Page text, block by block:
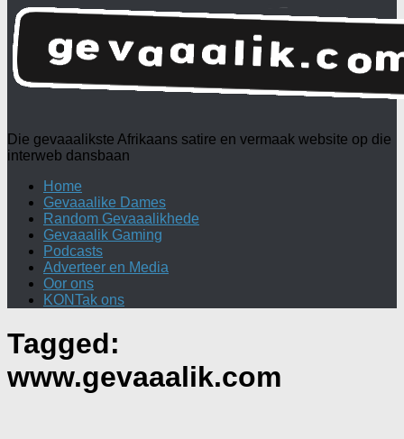
Die gevaaalikste Afrikaans satire en vermaak website op die
interweb dansbaan
Home
Gevaaalike Dames
Random Gevaaalikhede
Gevaaalik Gaming
Podcasts
Adverteer en Media
Oor ons
KONTak ons
Tagged:
www.gevaaalik.com